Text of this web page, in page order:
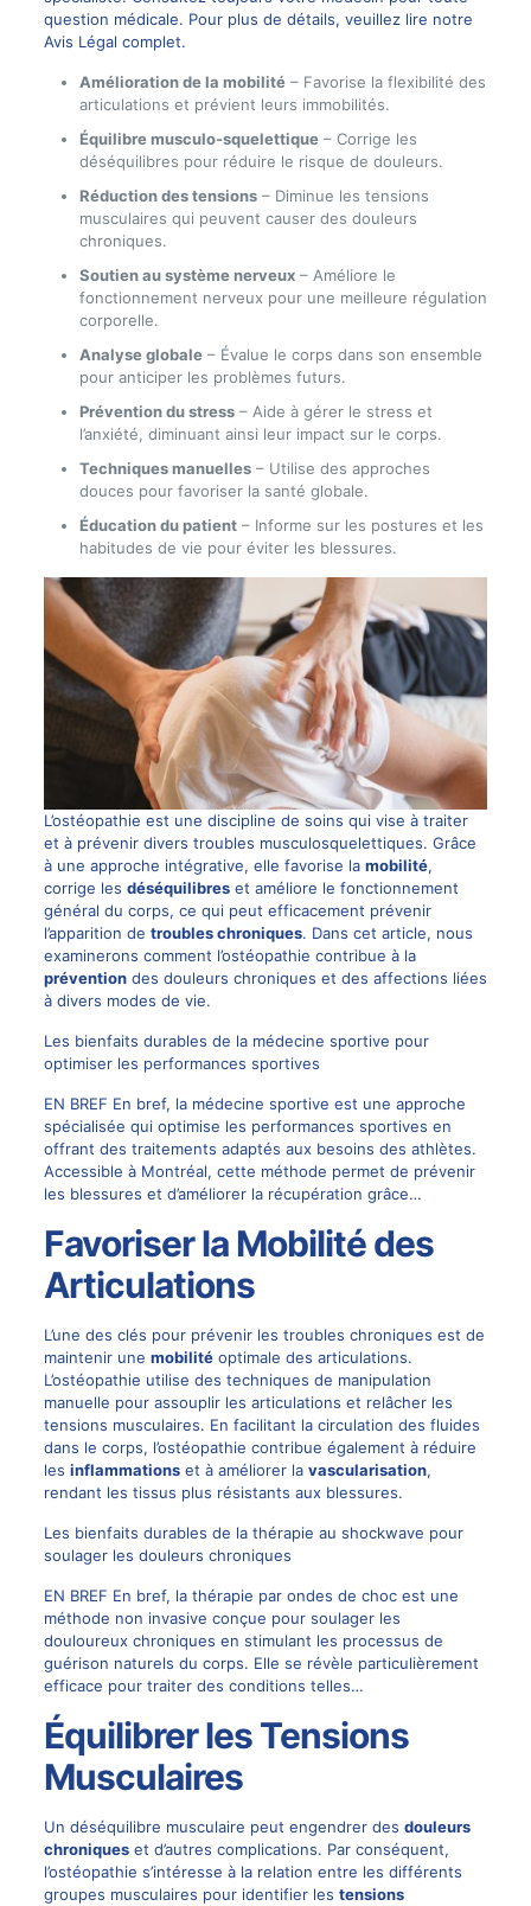
question médicale. Pour plus de détails, veuillez lire notre
Avis Légal complet.
Amélioration de la mobilité– Favorise la flexibilité des
articulations et prévient leurs immobilités.
Équilibre musculo-squelettique– Corrige les
déséquilibres pour réduire le risque de douleurs.
Réduction des tensions– Diminue les tensions
musculaires qui peuvent causer des douleurs
chroniques.
Soutien au système nerveux– Améliore le
fonctionnement nerveux pour une meilleure régulation
corporelle.
Analyse globale– Évalue le corps dans son ensemble
pour anticiper les problèmes futurs.
Prévention du stress– Aide à gérer le stress et
l’anxiété, diminuant ainsi leur impact sur le corps.
Techniques manuelles– Utilise des approches
douces pour favoriser la santé globale.
Éducation du patient– Informe sur les postures et les
habitudes de vie pour éviter les blessures.
L’ostéopathie est une discipline de soins qui vise à traiter
et à prévenir divers troubles musculosquelettiques. Grâce
à une approche intégrative, elle favorise la mobilité,
corrige les déséquilibreset améliore le fonctionnement
général du corps, ce qui peut efficacement prévenir
l’apparition de troubles chroniques. Dans cet article, nous
examinerons comment l’ostéopathie contribue à la
préventiondes douleurs chroniques et des affections liées
à divers modes de vie.
Les bienfaits durables de la médecine sportive pour
optimiser les performances sportives
EN BREF En bref, la médecine sportive est une approche
spécialisée qui optimise les performances sportives en
offrant des traitements adaptés aux besoins des athlètes.
Accessible à Montréal, cette méthode permet de prévenir
les blessures et d’améliorer la récupération grâce…
Favoriser la Mobilité des
Articulations
L’une des clés pour prévenir les troubles chroniques est de
maintenir une mobilitéoptimale des articulations.
L’ostéopathie utilise des techniques de manipulation
manuelle pour assouplir les articulations et relâcher les
tensions musculaires. En facilitant la circulation des fluides
dans le corps, l’ostéopathie contribue également à réduire
les inflammationset à améliorer la vascularisation,
rendant les tissus plus résistants aux blessures.
Les bienfaits durables de la thérapie au shockwave pour
soulager les douleurs chroniques
EN BREF En bref, la thérapie par ondes de choc est une
méthode non invasive conçue pour soulager les
douloureux chroniques en stimulant les processus de
guérison naturels du corps. Elle se révèle particulièrement
efficace pour traiter des conditions telles…
Équilibrer les Tensions
Musculaires
Un déséquilibre musculaire peut engendrer des douleurs
chroniqueset d’autres complications. Par conséquent,
l’ostéopathie s’intéresse à la relation entre les différents
groupes musculaires pour identifier les tensions